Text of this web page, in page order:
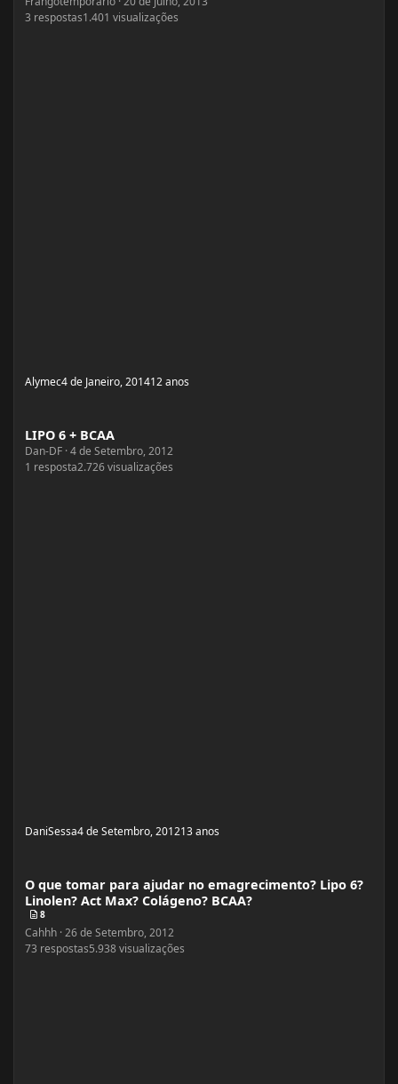
3 respostas1.401 visualizações
Alymec4 de Janeiro, 201412 anos
LIPO 6 + BCAA
Dan-DF ·4 de Setembro, 2012
1 resposta2.726visualizações
DaniSessa4 de Setembro, 201213 anos
O que tomar para ajudar no emagrecimento? Lipo 6?
Linolen? Act Max? Colágeno? BCAA?
8
Cahhh ·26 de Setembro, 2012
73 respostas5.938visualizações